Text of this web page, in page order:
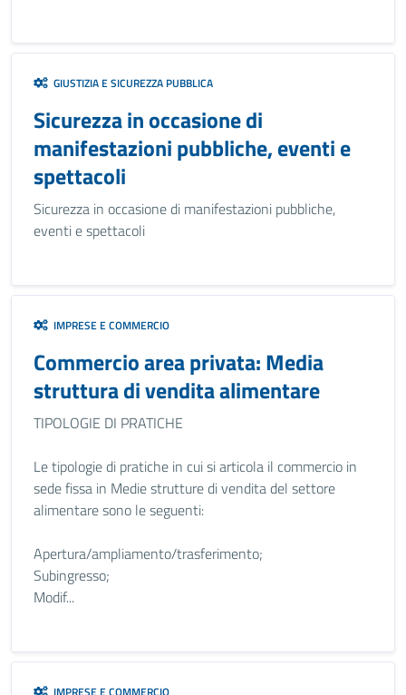
GIUSTIZIA E SICUREZZA PUBBLICA
Sicurezza in occasione di
manifestazioni pubbliche, eventi e
spettacoli
Sicurezza in occasione di manifestazioni pubbliche,
eventi e spettacoli
IMPRESE E COMMERCIO
Commercio area privata: Media
struttura di vendita alimentare
TIPOLOGIE DI PRATICHE
Le tipologie di pratiche in cui si articola il commercio in
sede fissa in Medie strutture di vendita del settore
alimentare sono le seguenti:
Apertura/ampliamento/trasferimento;
Subingresso;
Modif...